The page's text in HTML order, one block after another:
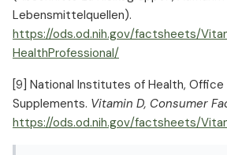
Lebensmittelquellen).
https://ods.od.nih.gov/factsheets/
HealthProfessional/
[9] National Institutes of Health,
Supplements. Vitamin D, Consumer
https://ods.od.nih.gov/factsheets/